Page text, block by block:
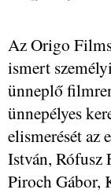
Az Origo
ismert
ünneplő
ünnepélyes
elismerését az
István, Rófusz
Piroch Gábor,